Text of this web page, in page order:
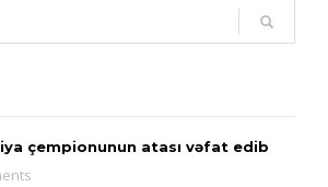
çempionunun atası vəfat edib